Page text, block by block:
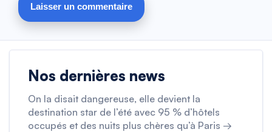
Nos dernières news
On la disait dangereuse, elle devient la
destination star de l’été avec 95 % d’hôtels
occupés et des nuits plus chères qu’à Paris →